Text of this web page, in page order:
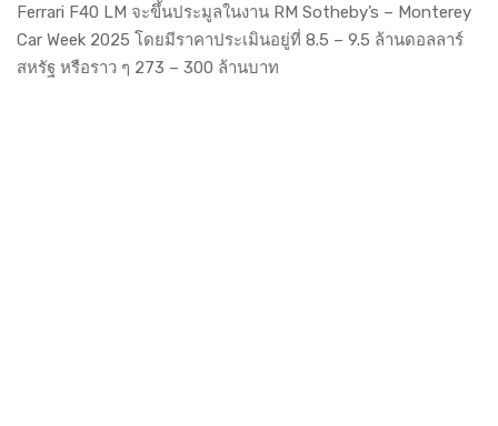
Ferrari F40 LM จะขึ้นประมูลในงาน RM Sotheby’s – Monterey
Car Week 2025 โดยมีราคาประเมินอยู่ที่ 8.5 – 9.5 ล้านดอลลาร์
สหรัฐ หรือราว ๆ 273 – 300 ล้านบาท